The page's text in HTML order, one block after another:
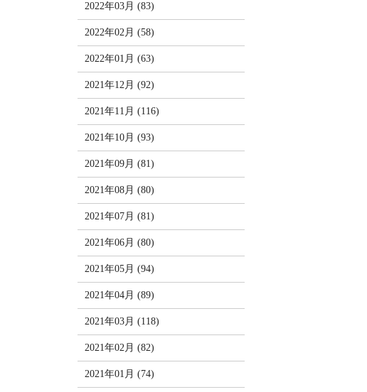
2022年03月 (83)
2022年02月 (58)
2022年01月 (63)
2021年12月 (92)
2021年11月 (116)
2021年10月 (93)
2021年09月 (81)
2021年08月 (80)
2021年07月 (81)
2021年06月 (80)
2021年05月 (94)
2021年04月 (89)
2021年03月 (118)
2021年02月 (82)
2021年01月 (74)